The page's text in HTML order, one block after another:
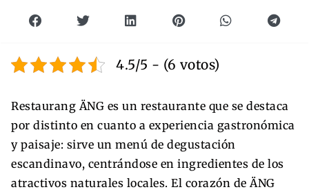
4.5/5 - (6 votos)
Restaurang ÄNG es un restaurante que se destaca
por distinto en cuanto a experiencia gastronómica
y paisaje: sirve un menú de degustación
escandinavo, centrándose en ingredientes de los
atractivos naturales locales. El corazón de ÄNG